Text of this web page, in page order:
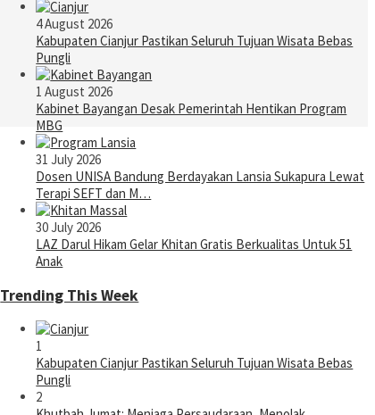
4 August 2026
Kabupaten Cianjur Pastikan Seluruh Tujuan Wisata Bebas
Pungli
1 August 2026
Kabinet Bayangan Desak Pemerintah Hentikan Program
MBG
31 July 2026
Dosen UNISA Bandung Berdayakan Lansia Sukapura Lewat
Terapi SEFT dan M…
30 July 2026
LAZ Darul Hikam Gelar Khitan Gratis Berkualitas Untuk 51
Anak
Trending This Week
1
Kabupaten Cianjur Pastikan Seluruh Tujuan Wisata Bebas
Pungli
2